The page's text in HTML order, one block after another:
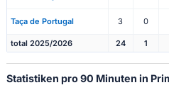
Taça de Portugal 3 0
total 2025/2026 24 1
Statistiken pro 90 Minuten in